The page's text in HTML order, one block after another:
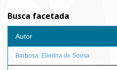
Busca facetada
Autor
Barbosa, Eliedna de Sousa